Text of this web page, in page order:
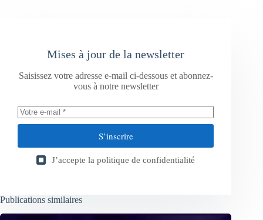
Mises à jour de la newsletter
Saisissez votre adresse e-mail ci-dessous et abonnez-
vous à notre newsletter
S’inscrire
J’accepte la politique de confidentialité
Publications similaires